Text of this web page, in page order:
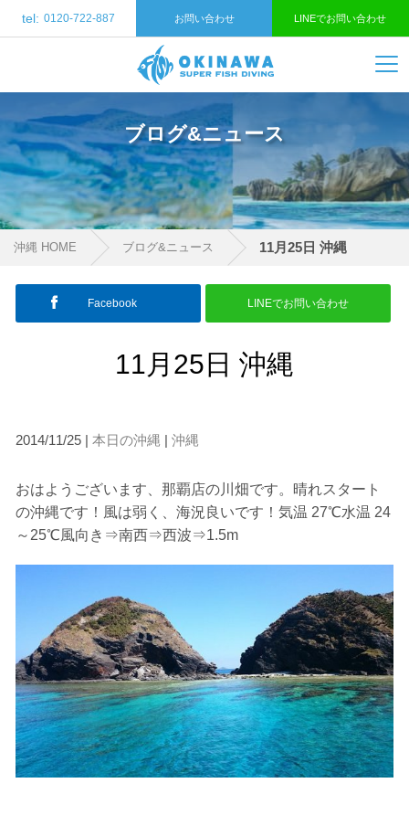
tel: 0120-722-887 お問い合わせ LINEでお問い合わせ
ブログ&ニュース
沖縄 HOME ブログ&ニュース 11月25日 沖縄
11月25日 沖縄
2014/11/25 | 本日の沖縄 | 沖縄
おはようございます、那覇店の川畑です。晴れスタート
の沖縄です！風は弱く、海況良いです！気温 27℃水温 24
～25℃風向き⇒南西⇒西波⇒1.5m
Facebook LINEでお問い合わせ
1.スイム開始の判断
クジラを発見した場合は、その時のクジラの様子や海況
を確認し、ガイドがスイム開始可能と判断した場合にの
ントリーを行わない場合があります。
2.人数制限とエントリー順
クジラへのストレス軽減や安全管理の観点から、エント
リー人数を制限する場合があります。また、エントリー
の順番はガイドが決定しますので、必ずその指示に従っ
て準備してください。
3.クジラとの距離と泳ぎ方
クジラの観察は水面からのみとし、素潜りは禁止としま
す。クジラによっては、人が近くを泳ぐことを嫌い、逃